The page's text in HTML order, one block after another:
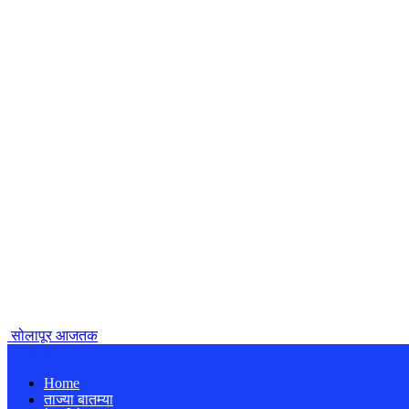
सोलापूर आजतक
Home
ताज्या बातम्या